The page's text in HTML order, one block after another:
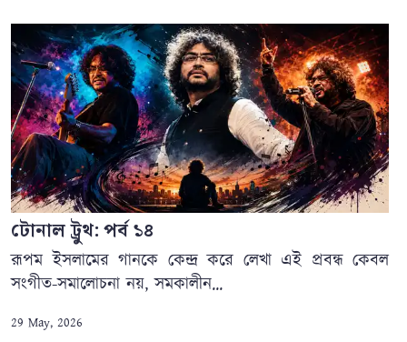
টোনাল ট্রুথ: পর্ব ১৪
রূপম ইসলামের গানকে কেন্দ্র করে লেখা এই প্রবন্ধ কেবল
সংগীত-সমালোচনা নয়, সমকালীন...
29 May, 2026